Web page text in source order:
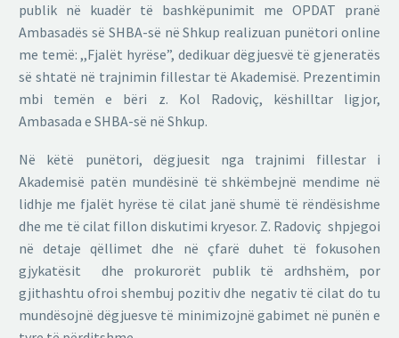
publik në kuadër të bashkëpunimit me OPDAT pranë
Ambasadës së SHBA-së në Shkup realizuan punëtori online
me temë: ,,Fjalët hyrëse”, dedikuar dëgjuesvë të gjeneratës
së shtatë në trajnimin fillestar të Akademisë. Prezentimin
mbi temën e bëri z. Kol Radoviç, këshilltar ligjor,
Ambasada e SHBA-së në Shkup.
Në këtë punëtori, dëgjuesit nga trajnimi fillestar i
Akademisë patën mundësinë të shkëmbejnë mendime në
lidhje me fjalët hyrëse të cilat janë shumë të rëndësishme
dhe me të cilat fillon diskutimi kryesor. Z. Radoviç shpjegoi
në detaje qëllimet dhe në çfarë duhet të fokusohen
gjykatësit dhe prokurorët publik të ardhshëm, por
gjithashtu ofroi shembuj pozitiv dhe negativ të cilat do tu
mundësojnë dëgjuesve të minimizojnë gabimet në punën e